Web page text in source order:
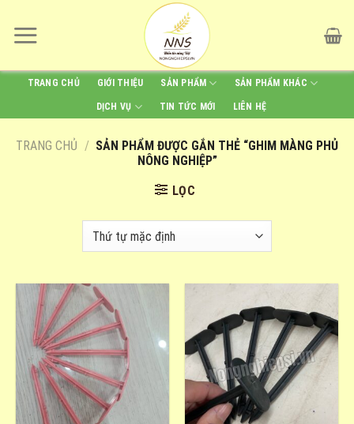
content
TRANG CHỦ GIỚI THIỆU SẢN PHẨM SẢN PHẨM KHÁC
DỊCH VỤ TIN TỨC MỚI LIÊN HỆ
TRANG CHỦ / SẢN PHẨM ĐƯỢC GẮN THẺ “GHIM MÀNG PHỦ
NÔNG NGHIỆP”
LỌC